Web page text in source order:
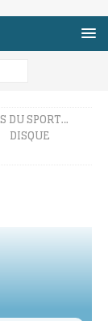
DU SPORT…
DISQUE